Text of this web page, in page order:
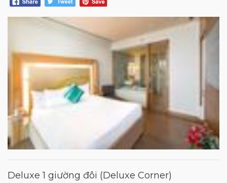
Deluxe 1 giường đôi (Deluxe Corner)